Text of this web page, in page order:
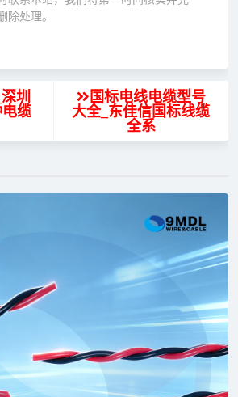
除处理。
圳
缆
国标电线电缆型号
大全_东佳信国标线缆
全系